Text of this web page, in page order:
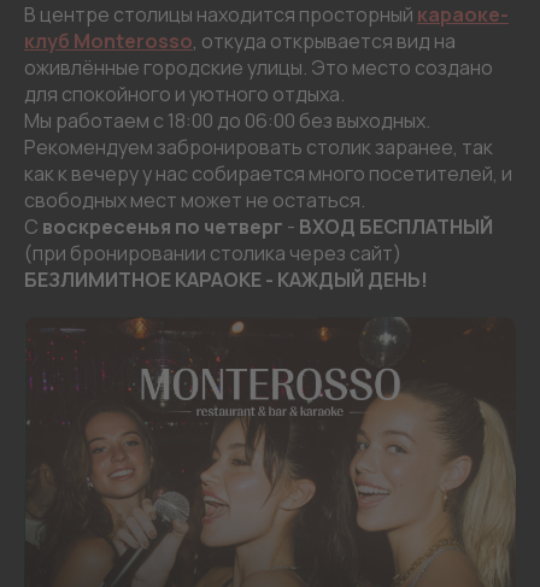
В центре столицы находится просторный караоке-
клуб Monterosso, откуда открывается вид на
оживлённые городские улицы. Это место создано
для спокойного и уютного отдыха.
Мы работаем с 18:00 до 06:00 без выходных.
Рекомендуем забронировать столик заранее, так
как к вечеру у нас собирается много посетителей, и
свободных мест может не остаться.
С воскресенья по четверг - ВХОД БЕСПЛАТНЫЙ
(при бронировании столика через сайт)
БЕЗЛИМИТНОЕ КАРАОКЕ - КАЖДЫЙ ДЕНЬ!